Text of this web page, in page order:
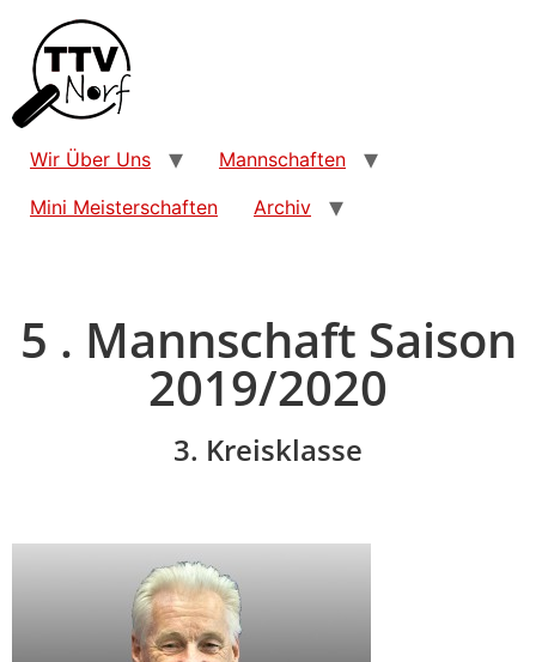
Wir Über Uns
Mannschaften
Mini Meisterschaften
Archiv
5 . Mannschaft Saison
2019/2020
3. Kreisklasse